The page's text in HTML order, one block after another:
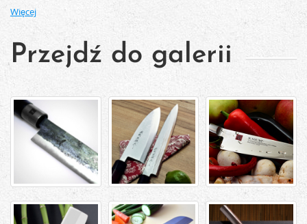
Więcej
Przejdź do galerii